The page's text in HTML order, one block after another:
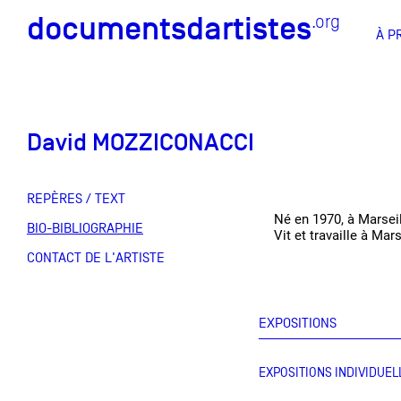
documentsdartistes.org
À
DOCUMENTS D'ARTISTES PACA
DE A
documentsdartistes.org
Équipe
Partenaires
Crédits
Documentation
David MOZZICONACCI
REPÈRES / TEXT
BIO-BIBLIOGRAPHIE
CONTACT DE L'ARTISTE
Né en 1970, à
Vit et travaille à
EXPOSITIONS
EXPOSITIONS